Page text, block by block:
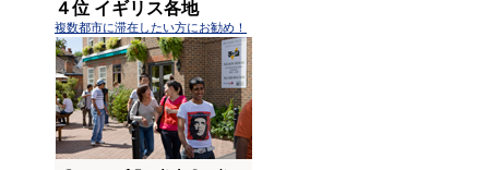
４位 イギリス各地
複数都市に滞在したい方にお勧め！